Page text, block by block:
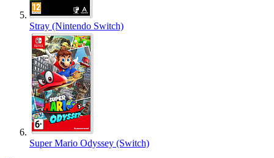
Stray (Nintendo Switch)
Super Mario Odyssey (Switch)